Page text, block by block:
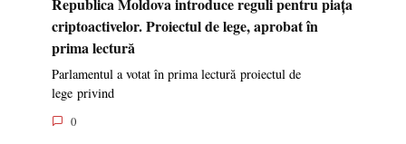
criptoactivelor. Proiectul de lege, aprobat în
prima lectură
Parlamentul a votat în prima lectură proiectul de
lege privind
0